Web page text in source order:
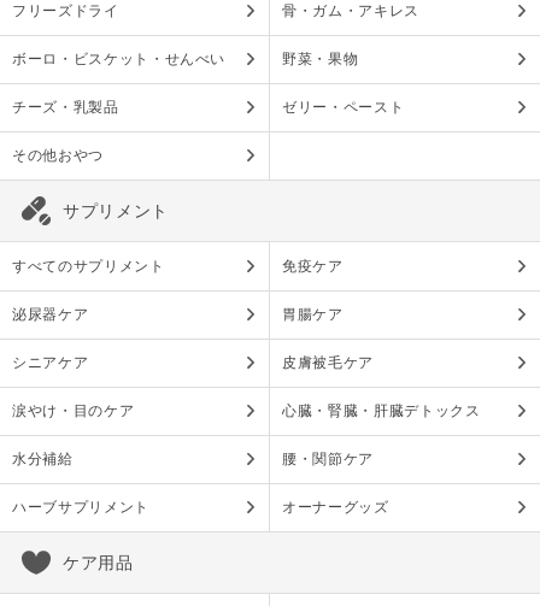
フリーズドライ 骨・ガム・アキレス
ボーロ・ビスケット・せんべい 野菜・果物
チーズ・乳製品 ゼリー・ペースト
その他おやつ
サプリメント
すべてのサプリメント 免疫ケア
泌尿器ケア 胃腸ケア
シニアケア 皮膚被毛ケア
涙やけ・目のケア 心臓・腎臓・肝臓デトックス
水分補給 腰・関節ケア
ハーブサプリメント オーナーグッズ
ケア用品